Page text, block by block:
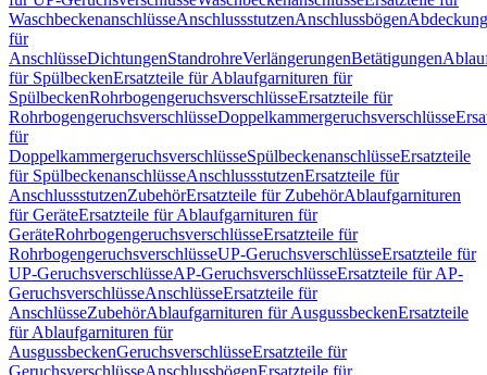
WaschbeckenanschlüsseAnschlussstutzenAnschlussbögen
für
AnschlüsseDichtungenStandrohreVerlängerungenBetätigungen
für SpülbeckenErsatzteile für Ablaufgarnituren für
SpülbeckenRohrbogengeruchsverschlüsseErsatzteile für
RohrbogengeruchsverschlüsseDoppelkammergeruchsverschlüsse
für
DoppelkammergeruchsverschlüsseSpülbeckenanschlüsseErsatzteile
für SpülbeckenanschlüsseAnschlussstutzenErsatzteile für
AnschlussstutzenZubehörErsatzteile für ZubehörAblaufgarnituren
für GeräteErsatzteile für Ablaufgarnituren für
GeräteRohrbogengeruchsverschlüsseErsatzteile für
RohrbogengeruchsverschlüsseUP-GeruchsverschlüsseErsatzteile für
UP-GeruchsverschlüsseAP-GeruchsverschlüsseErsatzteile für AP-
GeruchsverschlüsseAnschlüsseErsatzteile für
AnschlüsseZubehörAblaufgarnituren für AusgussbeckenErsatzteile
für Ablaufgarnituren für
AusgussbeckenGeruchsverschlüsseErsatzteile für
GeruchsverschlüsseAnschlussbögenErsatzteile für